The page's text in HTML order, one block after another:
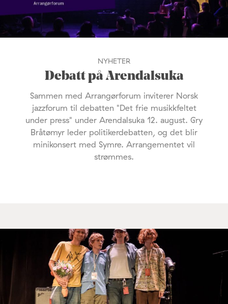
NYHETER
Debatt på Arendalsuka
Sammen med Arrangørforum inviterer Norsk
jazzforum til debatten "Det frie musikkfeltet
under press" under Arendalsuka 12. august. Gry
Bråtømyr leder politikerdebatten, og det blir
minikonsert med Symre. Arrangementet vil
strømmes.